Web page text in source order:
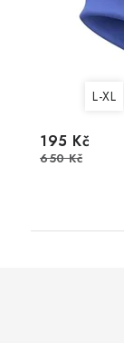
L-XL
195 Kč
650 Kč